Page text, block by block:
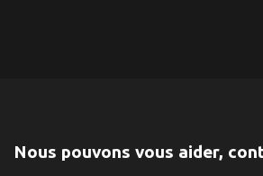
Nous pouvons vous aider,